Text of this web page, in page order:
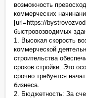
возможность
коммерческих
[url=https://
быстровозводимых
1. Высокая скорость
коммерческой
строительства
сроков стройки. Это
срочно требуется
бизнеса.
2. Бюджетность: За